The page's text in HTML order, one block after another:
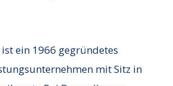
ein 1966 gegründetes
mit Sitz in